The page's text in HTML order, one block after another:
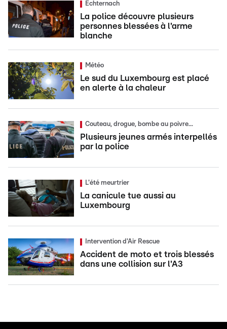
Echternach
La police découvre plusieurs
personnes blessées à l'arme
blanche
Météo
Le sud du Luxembourg est placé
en alerte à la chaleur
Couteau, drogue, bombe au poivre...
Plusieurs jeunes armés interpellés
par la police
L'été meurtrier
La canicule tue aussi au
Luxembourg
Intervention d'Air Rescue
Accident de moto et trois blessés
dans une collision sur l'A3